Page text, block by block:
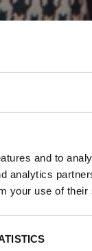
and to
analytics
your use of
District med